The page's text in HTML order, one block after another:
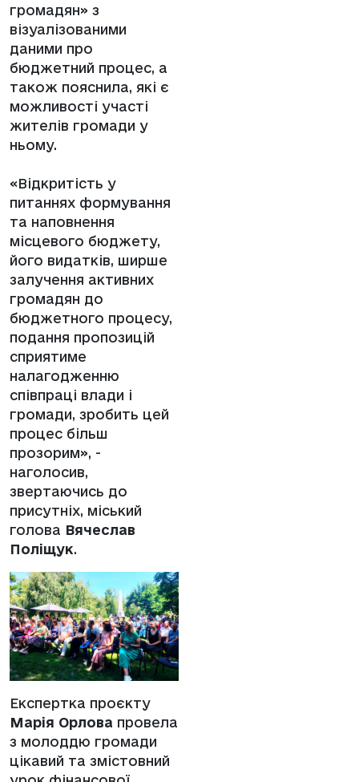
громадян» з
візуалізованими
даними про
бюджетний процес, а
також пояснила, які є
можливості участі
жителів громади у
ньому.
«Відкритість у
питаннях формування
та наповнення
місцевого бюджету,
його видатків, ширше
залучення активних
громадян до
бюджетного процесу,
подання пропозицій
сприятиме
налагодженню
співпраці влади і
громади, зробить цей
процес більш
прозорим», -
наголосив,
звертаючись до
присутніх, міський
голова Вячеслав
Поліщук.
Експертка проєкту
Марія Орлова провела
з молоддю громади
цікавий та змістовний